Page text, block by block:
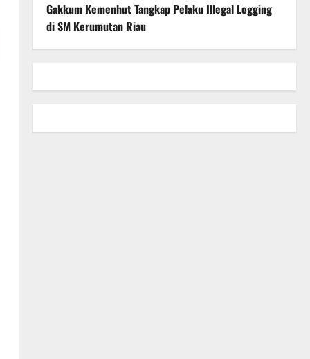
Gakkum Kemenhut Tangkap Pelaku Illegal Logging
di SM Kerumutan Riau